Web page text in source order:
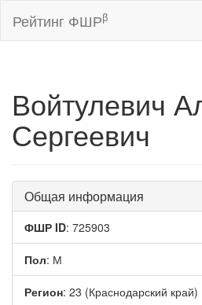
Рейтинг ФШРβ
Войтулевич
Сергеевич
Общая информация
ФШР ID: 725903
Пол: М
Регион: 23 (Краснодарский край)